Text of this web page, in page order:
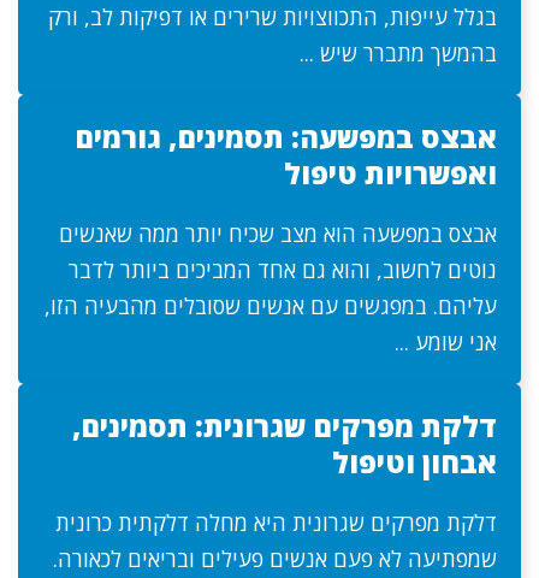
בגלל עייפות, התכווצויות שרירים או דפיקות לב, ורק
בהמשך מתברר שיש ...
אבצס במפשעה: תסמינים, גורמים
ואפשרויות טיפול
אבצס במפשעה הוא מצב שכיח יותר ממה שאנשים
נוטים לחשוב, והוא גם אחד המביכים ביותר לדבר
עליהם. במפגשים עם אנשים שסובלים מהבעיה הזו,
אני שומע ...
דלקת מפרקים שגרונית: תסמינים,
אבחון וטיפול
דלקת מפרקים שגרונית היא מחלה דלקתית כרונית
שמפתיעה לא פעם אנשים פעילים ובריאים לכאורה.